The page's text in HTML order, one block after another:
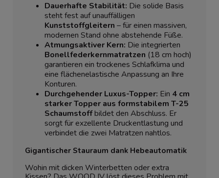
Dauerhafte Stabilität: Die solide Basis
steht fest auf unauffälligen
Kunststoffgleitern – für einen massiven,
modernen Stand ohne abstehende Füße.
Atmungsaktiver Kern: Die integrierten
Bonellfederkernmatratzen (18 cm hoch)
garantieren ein trockenes Schlafklima und
eine flächenelastische Anpassung an Ihre
Konturen.
Durchgehender Luxus-Topper: Ein 4 cm
starker Topper aus formstabilem T-25
Schaumstoffbildet den Abschluss. Er
sorgt für exzellente Druckentlastung und
verbindet die zwei Matratzen nahtlos.
Gigantischer Stauraum dank Hebeautomatik
Wohin mit dicken Winterbetten oder extra